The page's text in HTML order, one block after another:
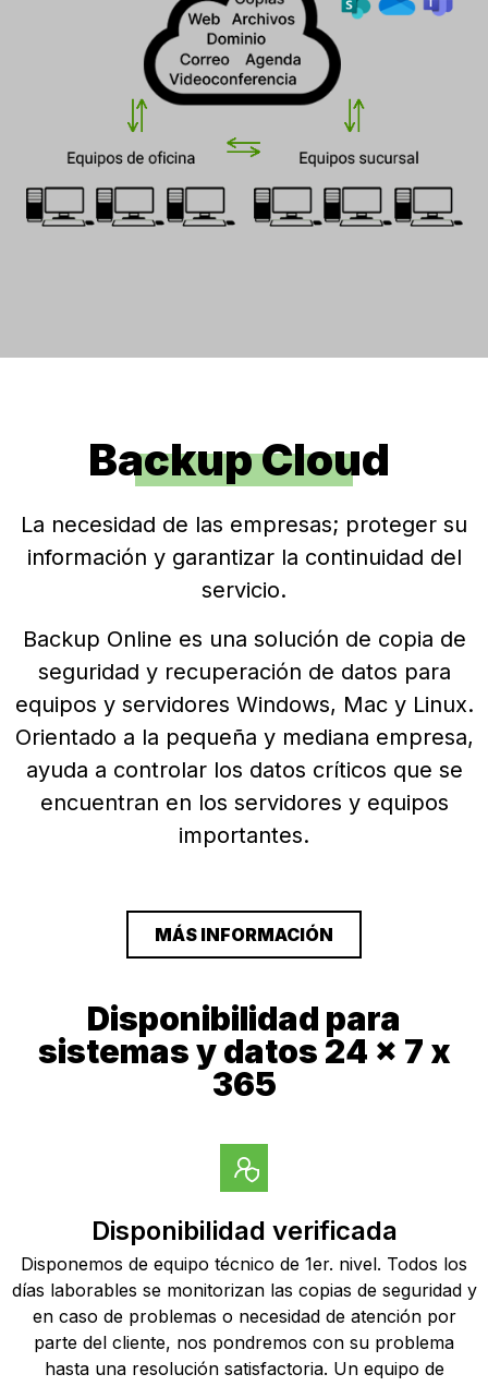
Backup Cloud
La necesidad de las empresas; proteger su
información y garantizar la continuidad del
servicio.
Backup Online es una solución de copia de
seguridad y recuperación de datos para
equipos y servidores Windows, Mac y Linux.
Orientado a la pequeña y mediana empresa,
ayuda a controlar los datos críticos que se
encuentran en los servidores y equipos
importantes.
MÁS INFORMACIÓN
Disponibilidad para
sistemas y datos 24 x 7 x
365
Disponibilidad verificada
Disponemos de equipo técnico de 1er. nivel. Todos los
días laborables se monitorizan las copias de seguridad y
en caso de problemas o necesidad de atención por
parte del cliente, nos pondremos con su problema
hasta una resolución satisfactoria. Un equipo de